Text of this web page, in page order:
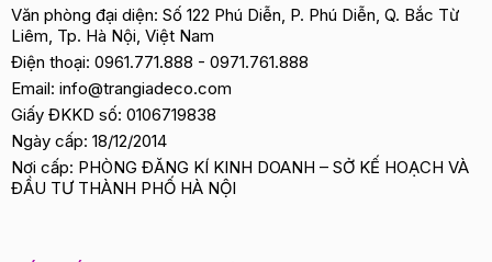
Văn phòng đại diện: Số 122 Phú Diễn, P. Phú Diễn, Q. Bắc Từ
Liêm, Tp. Hà Nội, Việt Nam
Điện thoại: 0961.771.888 - 0971.761.888
Email: info@trangiadeco.com
Giấy ĐKKD số: 0106719838
Ngày cấp: 18/12/2014
Nơi cấp: PHÒNG ĐĂNG KÍ KINH DOANH – SỞ KẾ HOẠCH VÀ
ĐẦU TƯ THÀNH PHỐ HÀ NỘI